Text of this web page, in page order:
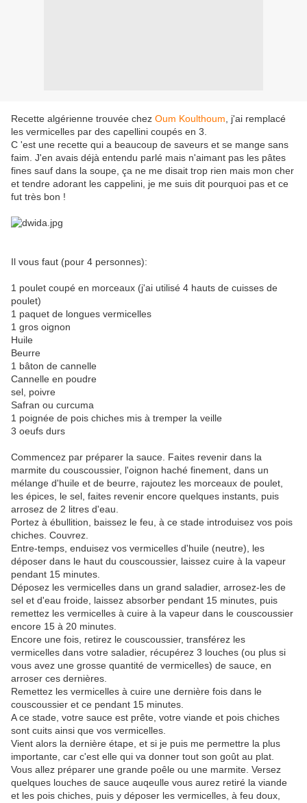
Recette algérienne trouvée chez Oum Koulthoum , j'ai remplacé
les vermicelles par des capellini coupés en 3.
C 'est une recette qui a beaucoup de saveurs et se mange sans
faim. J'en avais déjà entendu parlé mais n'aimant pas les pâtes
fines sauf dans la soupe, ça ne me disait trop rien mais mon cher
et tendre adorant les cappelini, je me suis dit pourquoi pas et ce
fut très bon !
Il vous faut (pour 4 personnes):
1 poulet coupé en morceaux (j'ai utilisé 4 hauts de cuisses de
poulet)
1 paquet de longues vermicelles
1 gros oignon
Huile
Beurre
1 bâton de cannelle
Cannelle en poudre
sel, poivre
Safran ou curcuma
1 poignée de pois chiches mis à tremper la veille
3 oeufs durs
Commencez par préparer la sauce. Faites revenir dans la
marmite du couscoussier, l'oignon haché finement, dans un
mélange d'huile et de beurre, rajoutez les morceaux de poulet,
les épices, le sel, faites revenir encore quelques instants, puis
arrosez de 2 litres d'eau.
Portez à ébullition, baissez le feu, à ce stade introduisez vos pois
chiches. Couvrez.
Entre-temps, enduisez vos vermicelles d'huile (neutre), les
déposer dans le haut du couscoussier, laissez cuire à la vapeur
pendant 15 minutes.
Déposez les vermicelles dans un grand saladier, arrosez-les de
sel et d'eau froide, laissez absorber pendant 15 minutes, puis
remettez les vermicelles à cuire à la vapeur dans le couscoussier
encore 15 à 20 minutes.
Encore une fois, retirez le couscoussier, transférez les
vermicelles dans votre saladier, récupérez 3 louches (ou plus si
vous avez une grosse quantité de vermicelles) de sauce, en
arroser ces dernières.
Remettez les vermicelles à cuire une dernière fois dans le
couscoussier et ce pendant 15 minutes.
A ce stade, votre sauce est prête, votre viande et pois chiches
sont cuits ainsi que vos vermicelles.
Vient alors la dernière étape, et si je puis me permettre la plus
importante, car c'est elle qui va donner tout son goût au plat.
Vous allez préparer une grande poêle ou une marmite. Versez
quelques louches de sauce auqeulle vous aurez retiré la viande
et les pois chiches, puis y déposer les vermicelles, à feu doux,